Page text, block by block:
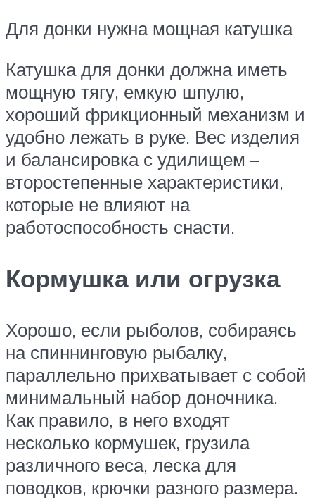
Для донки нужна мощная катушка
Катушка для донки должна иметь
мощную тягу, емкую шпулю,
хороший фрикционный механизм и
удобно лежать в руке. Вес изделия
и балансировка с удилищем –
второстепенные характеристики,
которые не влияют на
работоспособность снасти.
Кормушка или огрузка
Хорошо, если рыболов, собираясь
на спиннинговую рыбалку,
параллельно прихватывает с собой
минимальный набор доночника.
Как правило, в него входят
несколько кормушек, грузила
различного веса, леска для
поводков, крючки разного размера.